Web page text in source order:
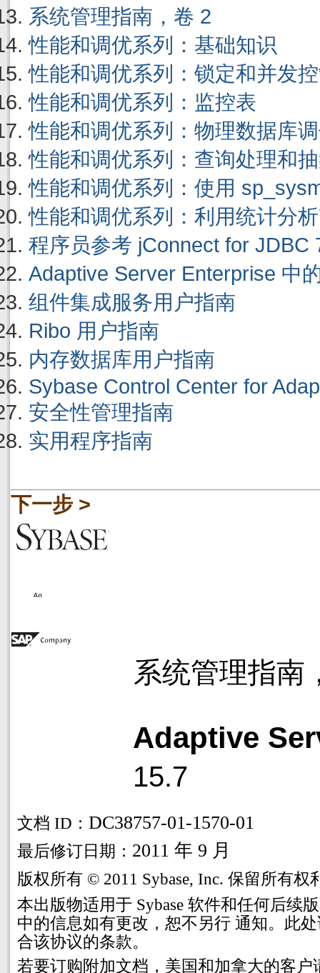
系统管理指南，卷 2
性能和调优系列：基础知识
性能和调优系列：锁定和并发
性能和调优系列：监控表
性能和调优系列：物理数据库
性能和调优系列：查询处理和
性能和调优系列：使用
性能和调优系列：利用统计分
程序员参考 jConnect for JDBC
Adaptive Server Enterprise 中
组件集成服务用户指南
Ribo 用户指南
内存数据库用户指南
Sybase Control Center for
安全性管理指南
实用程序指南
下一步 >
系统管理指南
Adaptive
15.7
文档ID ：DC38757-01-1570-01
最后修订日期： 2011年9 月
版权所有 © 2011 Sybase, Inc.保留所有权
本出版物适用于 Sybase软件和任何后续
中的信息如有更改，恕不另行 通知。此
合该协议的条款。
若要订购附加文档，美国和加拿大的客